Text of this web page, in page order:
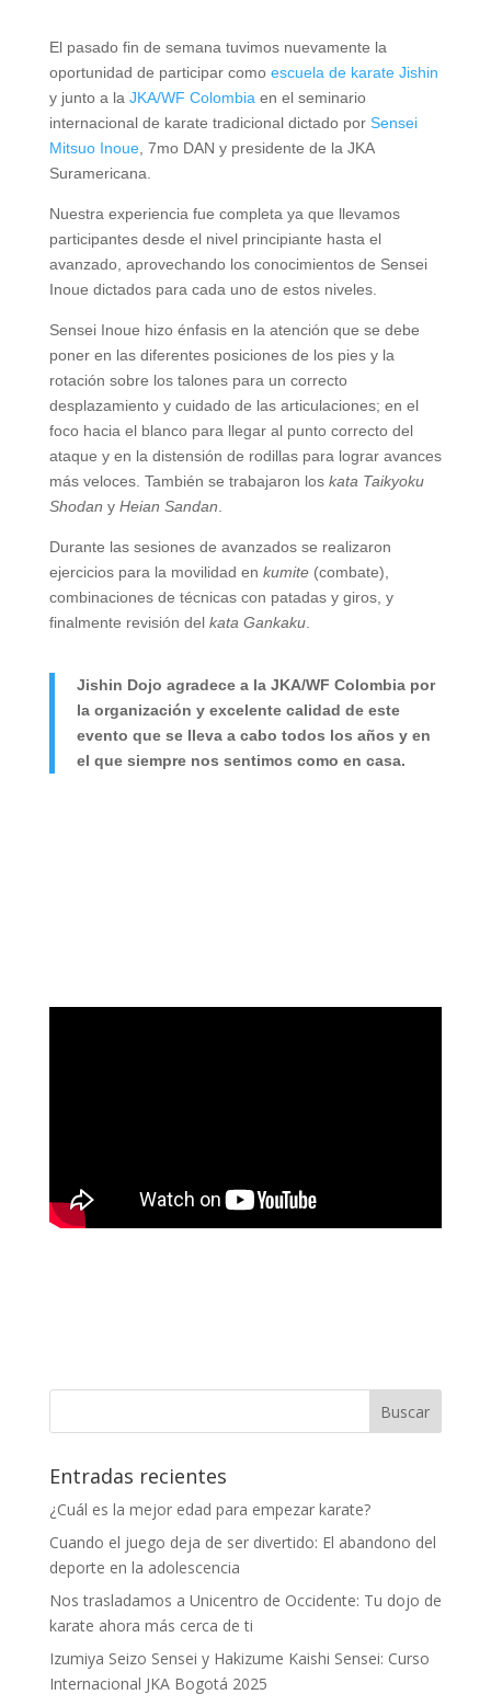
El pasado fin de semana tuvimos nuevamente la
oportunidad de participar como escuela de karate Jishin
y junto a la JKA/WF Colombiaen el seminario
internacional de karate tradicional dictado por Sensei
Mitsuo Inoue, 7mo DAN y presidente de la JKA
Suramericana.
Nuestra experiencia fue completa ya que llevamos
participantes desde el nivel principiante hasta el
avanzado, aprovechando los conocimientos de Sensei
Inoue dictados para cada uno de estos niveles.
Sensei Inoue hizo énfasis en la atención que se debe
poner en las diferentes posiciones de los pies y la
rotación sobre los talones para un correcto
desplazamiento y cuidado de las articulaciones; en el
foco hacia el blanco para llegar al punto correcto del
ataque y en la distensión de rodillas para lograr avances
más veloces. También se trabajaron los kata Taikyoku
Shodan y Heian Sandan.
Durante las sesiones de avanzados se realizaron
ejercicios para la movilidad en kumite(combate),
combinaciones de técnicas con patadas y giros, y
finalmente revisión del kata Gankaku.
Jishin Dojo agradece a la JKA/WF Colombia por
la organización y excelente calidad de este
evento que se lleva a cabo todos los años y en
el que siempre nos sentimos como en casa.
Entradas recientes
¿Cuál es la mejor edad para empezar karate?
Cuando el juego deja de ser divertido: El abandono del
deporte en la adolescencia
Nos trasladamos a Unicentro de Occidente: Tu dojo de
karate ahora más cerca de ti
Izumiya Seizo Sensei y Hakizume Kaishi Sensei: Curso
Internacional JKA Bogotá 2025